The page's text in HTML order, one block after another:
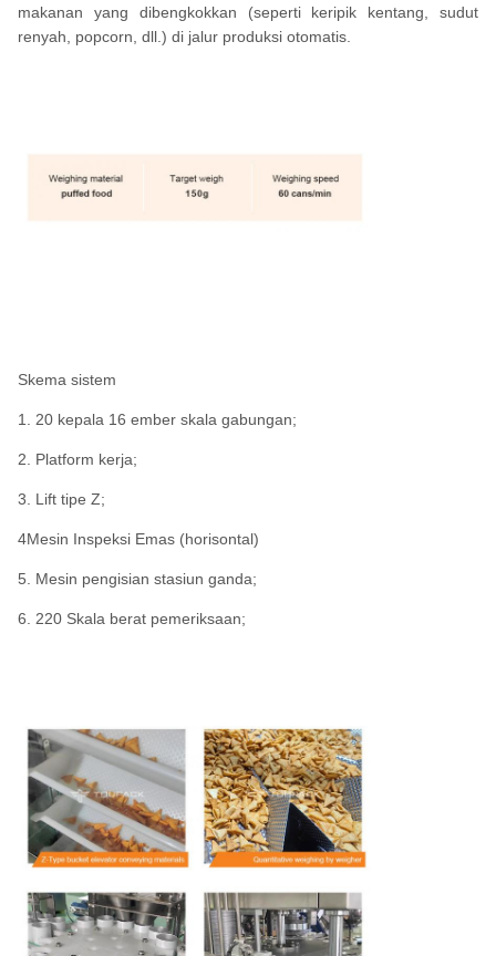
makanan yang dibengkokkan (seperti keripik kentang, sudut
renyah, popcorn, dll.) di jalur produksi otomatis.
Skema sistem
1. 20 kepala 16 ember skala gabungan;
2. Platform kerja;
3. Lift tipe Z;
4Mesin Inspeksi Emas (horisontal)
5. Mesin pengisian stasiun ganda;
6. 220 Skala berat pemeriksaan;